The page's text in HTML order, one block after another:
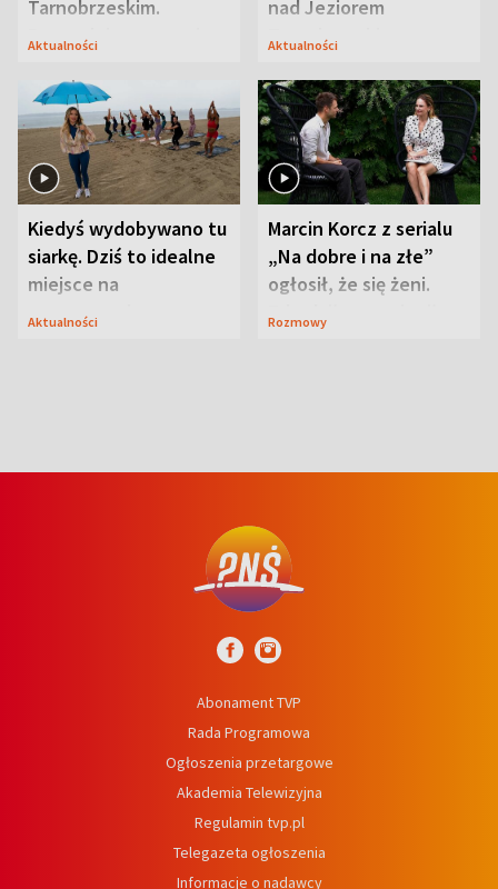
Tarnobrzeskim.
Przyrodnicy zwracają
Aktualności
nad Jeziorem
Tarnobrzeskim
Aktualności
Kiedyś wydobywano tu
siarkę. Dziś to idealne
miejsce na
wypoczynek
Aktualności
Marcin Korcz z serialu
„Na dobre i na złe”
ogłosił, że się żeni.
Zdradził, co zmienił
Rozmowy
Abonament TVP
Rada Programowa
Ogłoszenia przetargowe
Akademia Telewizyjna
Regulamin tvp.pl
Telegazeta ogłoszenia
Informacje o nadawcy